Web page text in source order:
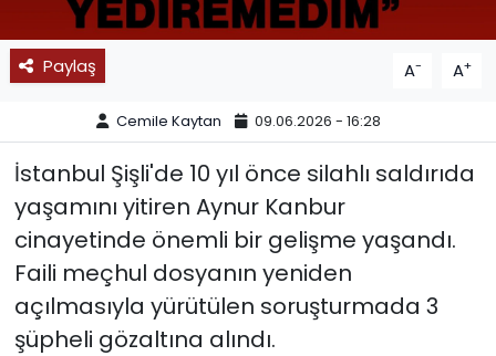
Paylaş A- A+
Cemile Kaytan 09.06.2026 - 16:28
İstanbul Şişli'de 10 yıl önce silahlı saldırıda
yaşamını yitiren Aynur Kanbur
cinayetinde önemli bir gelişme yaşandı.
Faili meçhul dosyanın yeniden
açılmasıyla yürütülen soruşturmada 3
şüpheli gözaltına alındı.